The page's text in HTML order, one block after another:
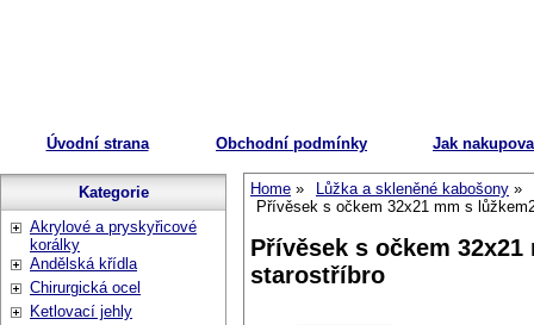
Úvodní strana Obchodní podmínky Jak
Home
Lůžka a skleněné kabošony
Přívěsek s očkem 32x21 mm s
Přívěsek s očkem
starostříbro
Kategorie
Akrylové a pryskyřicové
korálky
Andělská křídla
Chirurgická ocel
Ketlovací jehly